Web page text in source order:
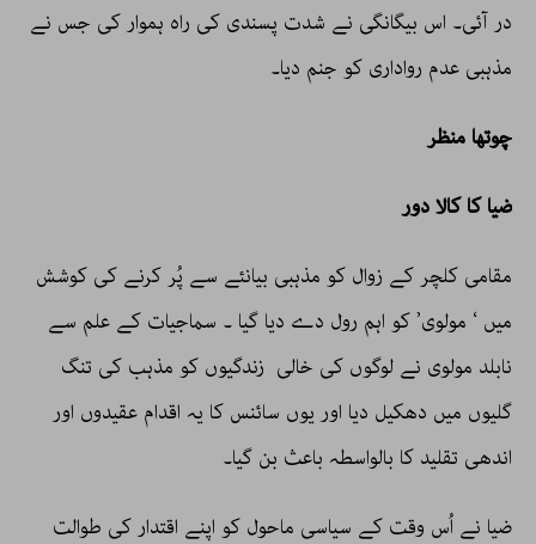
در آئی۔ اس بیگانگی نے شدت پسندی کی راہ ہموار کی جس نے
مذہبی عدم رواداری کو جنم دیا۔
چوتھا منظر
ضیا کا کالا دور
مقامی کلچر کے زوال کو مذہبی بیانئے سے پُر کرنے کی کوشش
میں ‘ مولوی’ کو اہم رول دے دیا گیا ۔ سماجیات کے علم سے
نابلد مولوی نے لوگوں کی خالی زندگیوں کو مذہب کی تنگ
گلیوں میں دھکیل دیا اور یوں سائنس کا یہ اقدام عقیدوں اور
اندھی تقلید کا بالواسطہ باعث بن گیا۔
ضیا نے اُس وقت کے سیاسی ماحول کو اپنے اقتدار کی طوالت